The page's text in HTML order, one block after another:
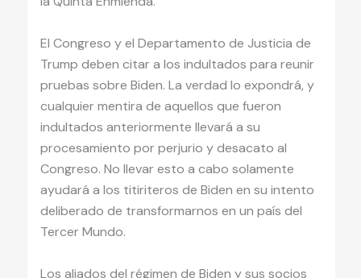
El Congreso y el Departamento de Justicia de
Trump deben citar a los indultados para reunir
pruebas sobre Biden. La verdad lo expondrá, y
cualquier mentira de aquellos que fueron
indultados anteriormente llevará a su
procesamiento por perjurio y desacato al
Congreso. No llevar esto a cabo solamente
ayudará a los titiriteros de Biden en su intento
deliberado de transformarnos en un país del
Tercer Mundo.
Los aliados del régimen de Biden y sus socios